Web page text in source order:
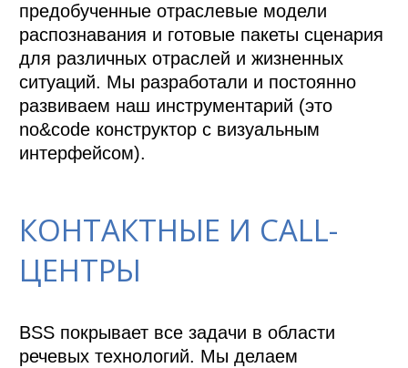
предобученные отраслевые модели
распознавания и готовые пакеты сценария
для различных отраслей и жизненных
ситуаций. Мы разработали и постоянно
развиваем наш инструментарий (это
no&code конструктор с визуальным
интерфейсом).
КОНТАКТНЫЕ И CALL-
ЦЕНТРЫ
BSS покрывает все задачи в области
речевых технологий. Мы делаем